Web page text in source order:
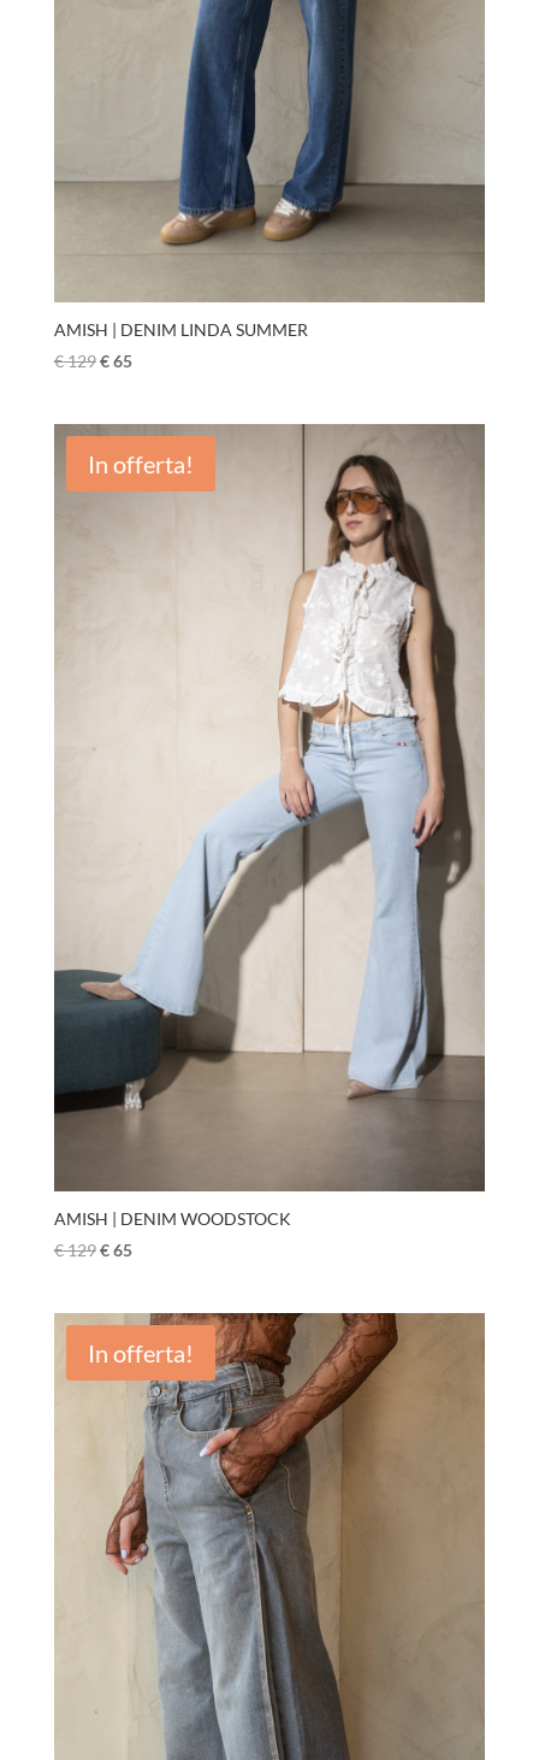
AMISH | DENIM LINDA SUMMER
€129€65
In offerta!
AMISH | DENIM WOODSTOCK
€129€65
In offerta!